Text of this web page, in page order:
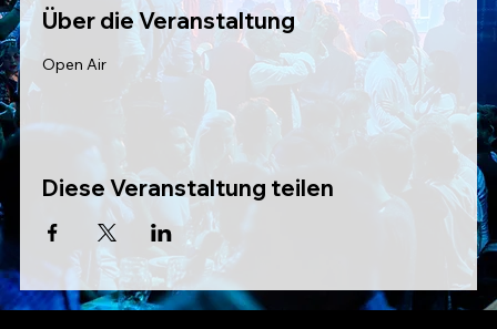
Über die Veranstaltung
Open Air
Diese Veranstaltung teilen